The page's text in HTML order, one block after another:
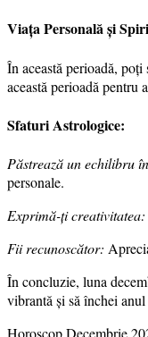
Viața Personală și
În această perioadă,
această perioadă
Sfaturi Astrologice:
Păstrează un echilibru
personale.
Exprimă-ți creativitatea:
Fii recunoscător:
În concluzie, luna
vibrantă și să închei
Horoscop Decembrie